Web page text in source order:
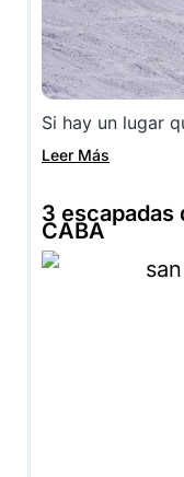
Si hay un lugar
Leer Más
3 escapadas
CABA